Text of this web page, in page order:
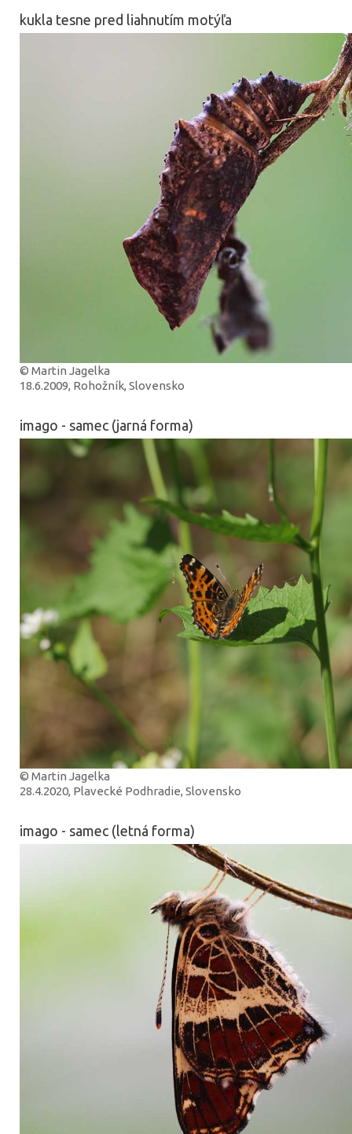
kukla tesne pred liahnutím motýľa
© Martin Jagelka
18.6.2009, Rohožník, Slovensko
imago - samec (jarná forma)
© Martin Jagelka
28.4.2020, Plavecké Podhradie, Slovensko
imago - samec (letná forma)